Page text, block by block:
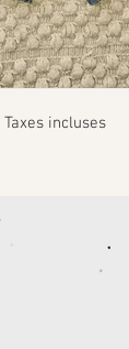
Taxes incluses